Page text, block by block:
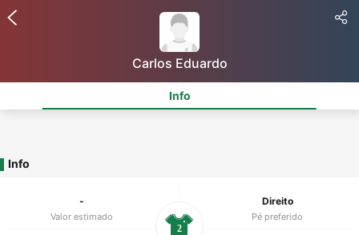
Carlos Eduardo
Info
Info
-
Valor estimado
Direito
Pé preferido
2